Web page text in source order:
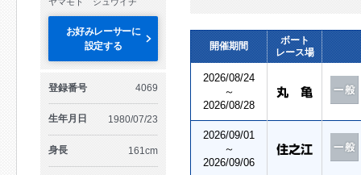
お好みレーサーに
設定する
登録番号 4069
生年月日 1980/07/23
身長 161cm
開催期間
ボート
レース場
2026/08/24
～
2026/08/28
2026/09/01
～
2026/09/06